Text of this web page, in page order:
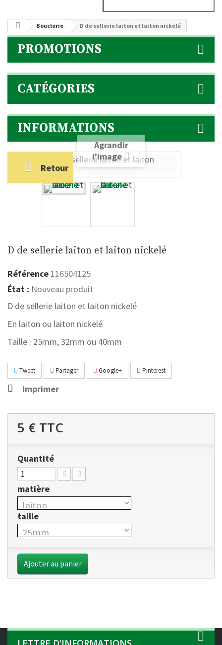
Bouclerie D de sellerie laiton et laiton nickelé
PROMOTIONS
CATÉGORIES
INFORMATIONS
Retour
Agrandir
l'image
D de sellerie laiton et laiton nickelé
Référence 116504125
État : Nouveau produit
D de sellerie laiton et laiton nickelé
En laiton ou laiton nickelé
Taille : 25mm, 32mm ou 40mm
Tweet Partager Google+ Pinterest
Imprimer
5 € TTC
Quantité
matière
taille
Ajouter au panier